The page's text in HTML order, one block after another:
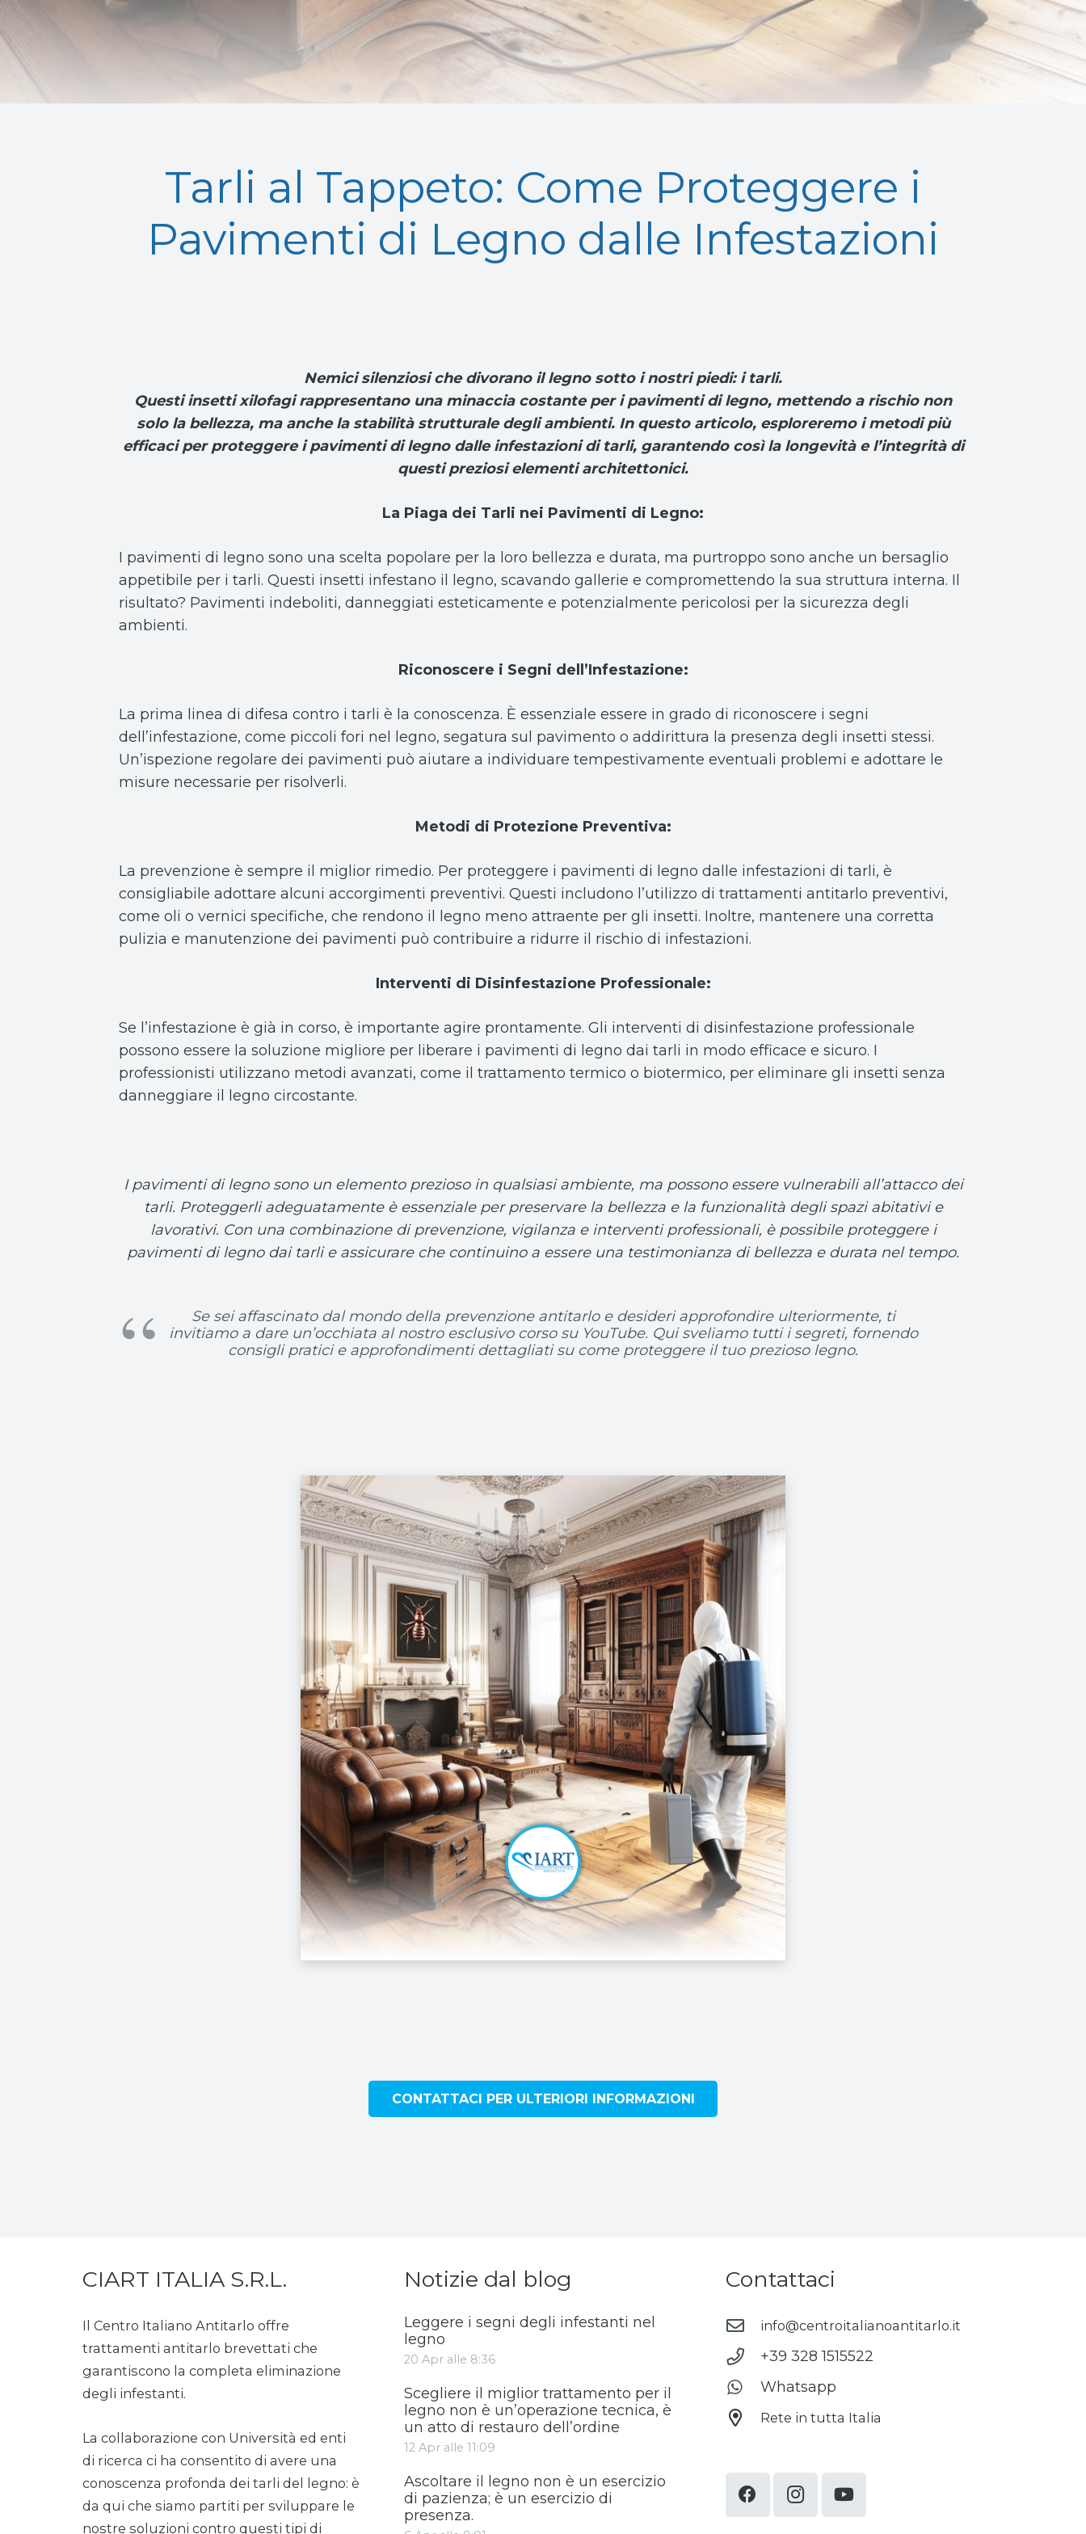
Tarli al Tappeto: Come Proteggere i
Pavimenti di Legno dalle Infestazioni
Nemici silenziosi che divorano il legno sotto i nostri piedi: i tarli.
Questi insetti xilofagi rappresentano una minaccia costante per i pavimenti di legno, mettendo a rischio non
solo la bellezza, ma anche la stabilità strutturale degli ambienti. In questo articolo, esploreremo i metodi più
efficaci per proteggere i pavimenti di legno dalle infestazioni di tarli, garantendo così la longevità e l’integrità di
questi preziosi elementi architettonici.
La Piaga dei Tarli nei Pavimenti di Legno:
I pavimenti di legno sono una scelta popolare per la loro bellezza e durata, ma purtroppo sono anche un bersaglio
appetibile per i tarli. Questi insetti infestano il legno, scavando gallerie e compromettendo la sua struttura interna. Il
risultato? Pavimenti indeboliti, danneggiati esteticamente e potenzialmente pericolosi per la sicurezza degli
ambienti.
Riconoscere i Segni dell’Infestazione:
La prima linea di difesa contro i tarli è la conoscenza. È essenziale essere in grado di riconoscere i segni
dell’infestazione, come piccoli fori nel legno, segatura sul pavimento o addirittura la presenza degli insetti stessi.
Un’ispezione regolare dei pavimenti può aiutare a individuare tempestivamente eventuali problemi e adottare le
misure necessarie per risolverli.
Metodi di Protezione Preventiva:
La prevenzione è sempre il miglior rimedio. Per proteggere i pavimenti di legno dalle infestazioni di tarli, è
consigliabile adottare alcuni accorgimenti preventivi. Questi includono l’utilizzo di trattamenti antitarlo preventivi,
come oli o vernici specifiche, che rendono il legno meno attraente per gli insetti. Inoltre, mantenere una corretta
pulizia e manutenzione dei pavimenti può contribuire a ridurre il rischio di infestazioni.
Interventi di Disinfestazione Professionale:
Se l’infestazione è già in corso, è importante agire prontamente. Gli interventi di disinfestazione professionale
possono essere la soluzione migliore per liberare i pavimenti di legno dai tarli in modo efficace e sicuro. I
professionisti utilizzano metodi avanzati, come il trattamento termico o biotermico, per eliminare gli insetti senza
danneggiare il legno circostante.
I pavimenti di legno sono un elemento prezioso in qualsiasi ambiente, ma possono essere vulnerabili all’attacco dei
tarli. Proteggerli adeguatamente è essenziale per preservare la bellezza e la funzionalità degli spazi abitativi e
lavorativi. Con una combinazione di prevenzione, vigilanza e interventi professionali, è possibile proteggere i
pavimenti di legno dai tarli e assicurare che continuino a essere una testimonianza di bellezza e durata nel tempo.
Se sei affascinato dal mondo della prevenzione antitarlo e desideri approfondire ulteriormente, ti
invitiamo a dare un’occhiata al nostro esclusivo corso su YouTube. Qui sveliamo tutti i segreti, fornendo
consigli pratici e approfondimenti dettagliati su come proteggere il tuo prezioso legno.
CONTATTACI PER ULTERIORI INFORMAZIONI
CIART ITALIA S.R.L.
Il Centro Italiano Antitarlo offre
trattamenti antitarlo brevettati che
garantiscono la completa eliminazione
degli infestanti.
La collaborazione con Università ed enti
di ricerca ci ha consentito di avere una
conoscenza profonda dei tarli del legno: è
da qui che siamo partiti per sviluppare le
nostre soluzioni contro questi tipi di
Notizie dal blog
Leggere i segni degli infestanti nel
legno
20 Apr alle 8:36
Scegliere il miglior trattamento per il
legno non è un’operazione tecnica, è
un atto di restauro dell’ordine
12 Apr alle 11:09
Ascoltare il legno non è un esercizio
di pazienza; è un esercizio di
presenza.
Contattaci
info@centroitalianoantitarlo.it
+39 328 1515522
Whatsapp
Rete in tutta Italia